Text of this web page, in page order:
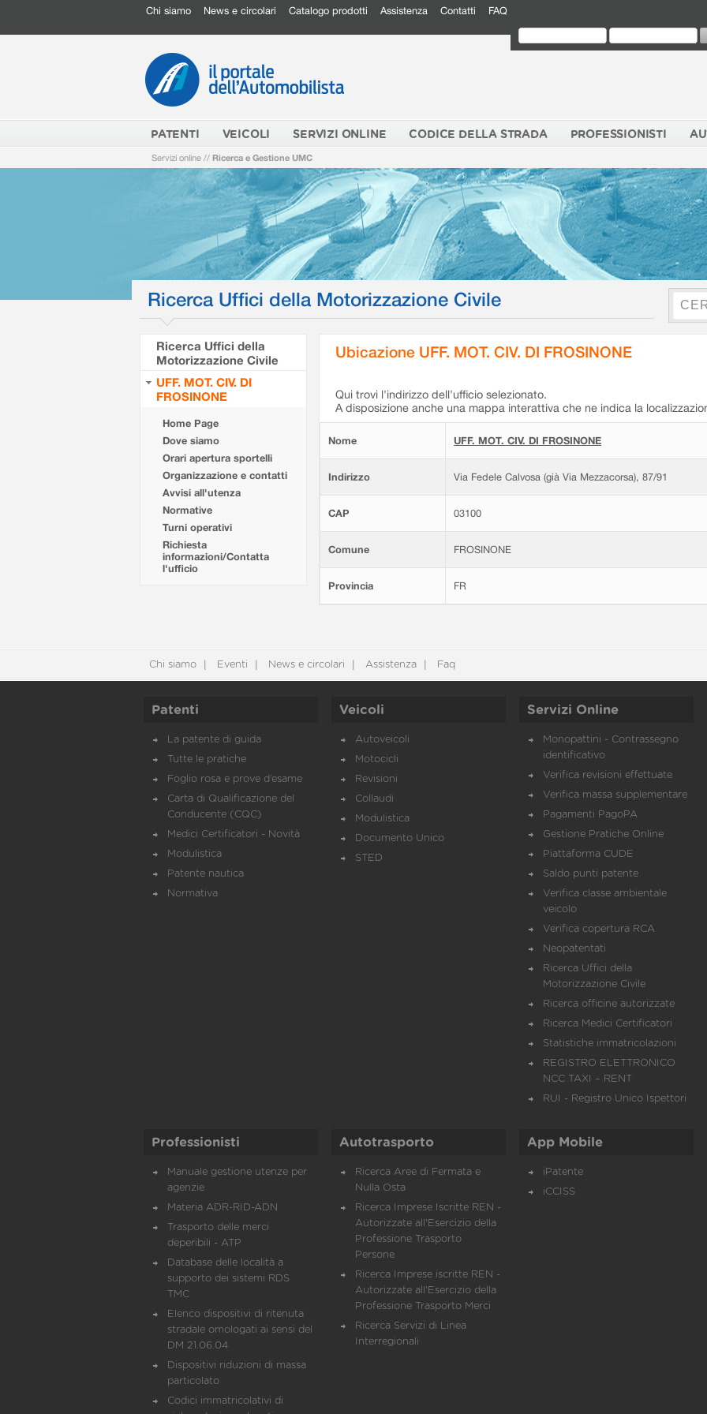
Chi siamo News e circolari Catalogo prodotti Assistenza Contatti FAQ
PATENTI VEICOLI SERVIZI ONLINE CODICE DELLA STRADA PROFESSIONISTI
Servizi online // Ricerca e Gestione UMC
Ricerca Uffici della Motorizzazione Civile
Ricerca Uffici della
Motorizzazione Civile
UFF. MOT. CIV. DI
FROSINONE
Home Page
Dove siamo
Orari apertura sportelli
Organizzazione e contatti
Avvisi all'utenza
Normative
Turni operativi
Richiesta
informazioni/Contatta
l'ufficio
Ubicazione UFF. MOT. CIV. DI FROSINONE
Qui trovi l'indirizzo dell'ufficio selezionato.
A disposizione anche una mappa interattiva che ne indica la
Nome UFF. MOT. CIV. DI FROSINONE
Indirizzo Via Fedele Calvosa (già Via Mezzacorsa), 87/91
CAP 03100
Comune FROSINONE
Provincia FR
Chi siamo Eventi News e circolari Assistenza Faq
Patenti
La patente di guida
Tutte le pratiche
Foglio rosa e prove d’esame
Carta di Qualificazione del
Conducente (CQC)
Medici Certificatori - Novità
Modulistica
Patente nautica
Normativa
Veicoli
Autoveicoli
Motocicli
Revisioni
Collaudi
Modulistica
Documento Unico
STED
Servizi Online
Monopattini - Contrassegno
identificativo
Verifica revisioni effettuate
Verifica massa supplementare
Pagamenti PagoPA
Gestione Pratiche Online
Piattaforma CUDE
Saldo punti patente
Verifica classe ambientale
veicolo
Verifica copertura RCA
Neopatentati
Ricerca Uffici della
Motorizzazione Civile
Ricerca officine autorizzate
Ricerca Medici Certificatori
Statistiche immatricolazioni
REGISTRO ELETTRONICO
NCC TAXI – RENT
RUI - Registro Unico Ispettori
Professionisti
Manuale gestione utenze per
agenzie
Materia ADR-RID-ADN
Trasporto delle merci
deperibili - ATP
Database delle località a
supporto dei sistemi RDS
TMC
Elenco dispositivi di ritenuta
stradale omologati ai sensi del
DM 21.06.04
Dispositivi riduzioni di massa
particolato
Codici immatricolativi di
Autotrasporto
Ricerca Aree di Fermata e
Nulla Osta
Ricerca Imprese Iscritte REN -
Autorizzate all'Esercizio della
Professione Trasporto
Persone
Ricerca Imprese iscritte REN -
Autorizzate all'Esercizio della
Professione Trasporto Merci
Ricerca Servizi di Linea
Interregionali
App Mobile
iPatente
iCCISS